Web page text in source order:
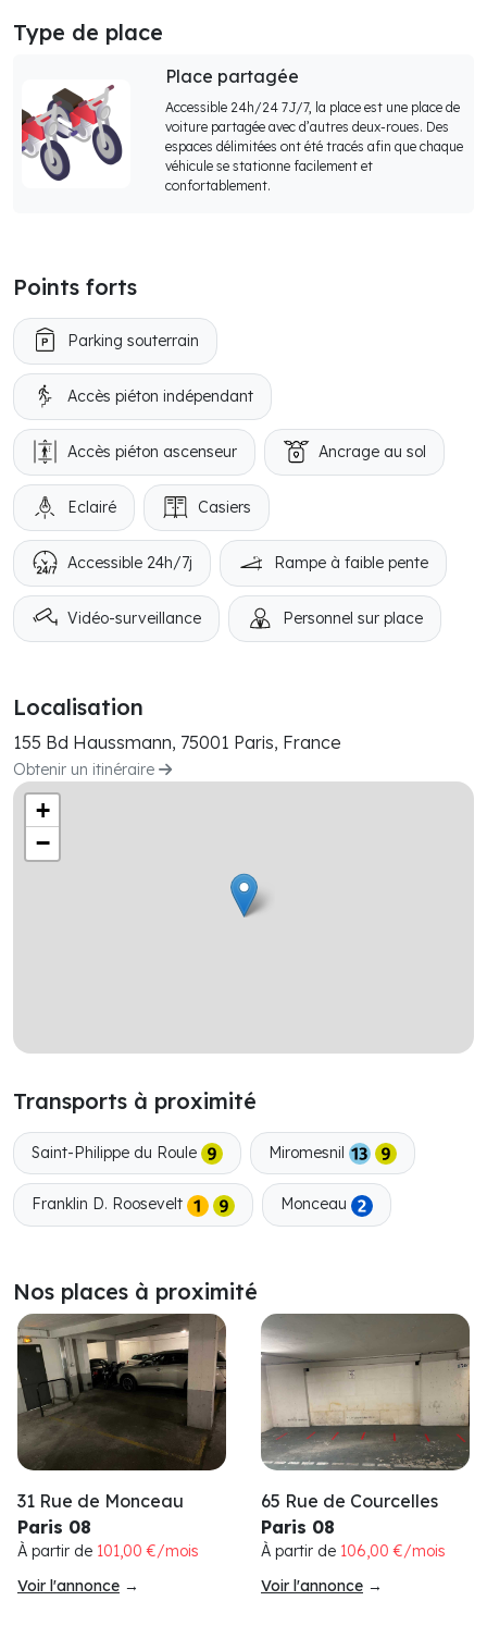
Type de place
Place partagée
Accessible 24h/24 7J/7, la place est une place de
voiture partagée avec d’autres deux-roues. Des
espaces délimitées ont été tracés afin que chaque
véhicule se stationne facilement et
confortablement.
Points forts
Parking souterrain
Accès piéton indépendant
Accès piéton ascenseur Ancrage au sol
Eclairé Casiers
Accessible 24h/7j Rampe à faible pente
Vidéo-surveillance Personnel sur place
Localisation
155 Bd Haussmann, 75001 Paris, France
Obtenir un itinéraire
+
−
Transports à proximité
Saint-Philippe du Roule Miromesnil
Franklin D. Roosevelt Monceau
Nos places à proximité
31 Rue de Monceau
Paris 08
À partir de 101,00 €/mois
Voir l'annonce →
65 Rue de Courcelles
Paris 08
À partir de 106,00 €/mois
Voir l'annonce →